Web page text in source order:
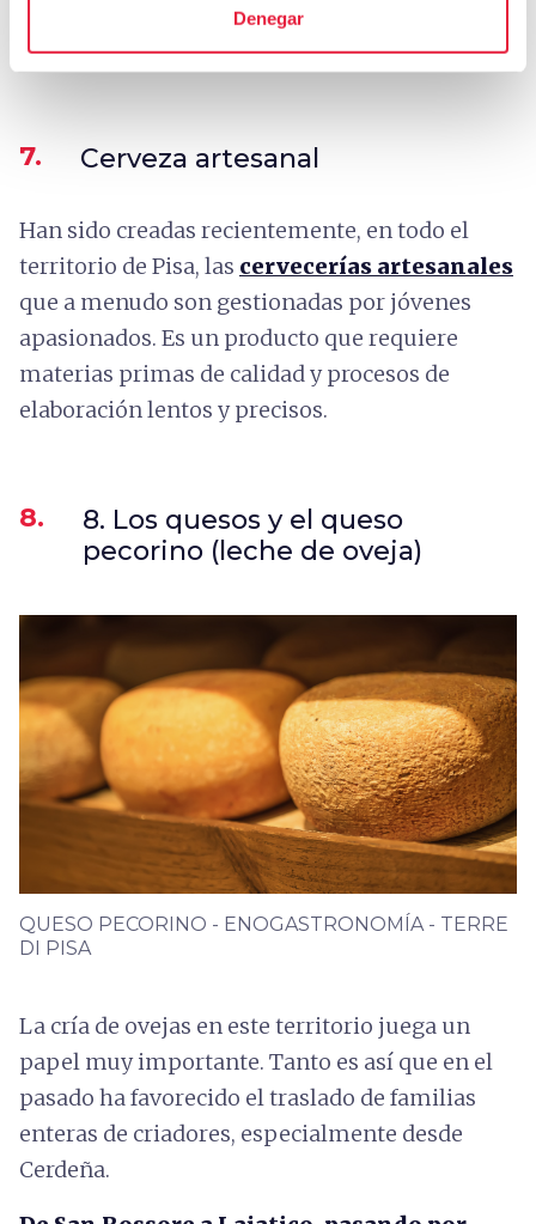
Denegar
Vecchiano y San Giuliano Terme
creada), pero también en Pisa y Terre di Pisa.
7. Cerveza artesanal
Han sido creadas recientemente, en todo el
territorio de Pisa, las cervecerías artesanales
que a menudo son gestionadas por jóvenes
apasionados. Es un producto que requiere
materias primas de calidad y procesos de
elaboración lentos y precisos.
8.
8. Los quesos y el queso
pecorino (leche de oveja)
QUESO PECORINO - ENOGASTRONOMÍA - TERRE
DI PISA
La cría de ovejas en este territorio juega un
papel muy importante. Tanto es así que en el
pasado ha favorecido el traslado de familias
enteras de criadores, especialmente desde
Cerdeña.